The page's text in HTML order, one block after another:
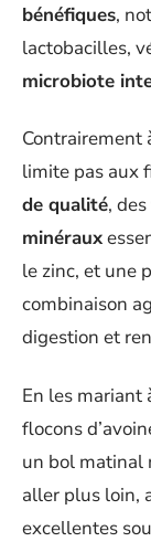
bénéfiques,
lactobacilles,
microbiote
Contrairement
limite pas aux
de qualité, des
minéraux
le zinc, et une
combinaison
digestion et
En les mariant
flocons
un bol matinal
aller plus loin,
excellentes